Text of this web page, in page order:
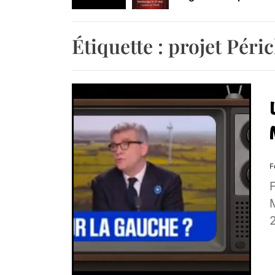
Retrouvez-nous au
Étiquette : projet